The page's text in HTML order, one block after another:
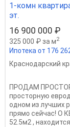
1-комн
эт.
16 900 000 ₽
325 000 ₽ за м2
Ипотека от 176
Краснодарский
ПРОДАМ
просторную
одном из лучших
прямо сейчас! О
52.5м2 ,